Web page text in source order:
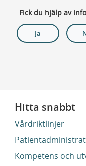
Fick du hjälp av
Ja
Hitta snabbt
Vårdriktlinjer
Kompetens och